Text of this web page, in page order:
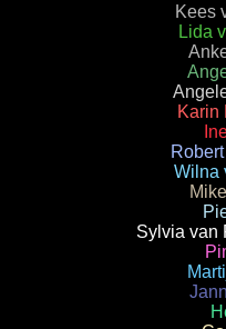
Kees
Lida
Karin
Wilna
Sylvia van